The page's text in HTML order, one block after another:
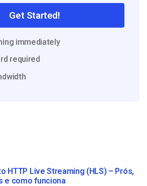
Get Started!
immediately
required
HTTP Live Streaming (HLS) – Prós,
e como funciona